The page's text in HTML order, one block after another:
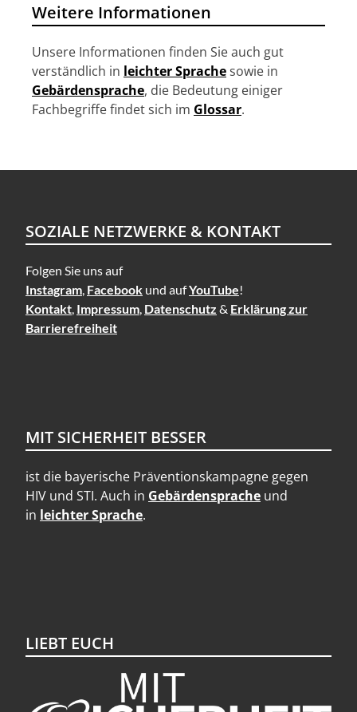
Weitere Informationen
Unsere Informationen finden Sie auch gut
verständlich in leichter Sprachesowie in
Gebärdensprache, die Bedeutung einiger
Fachbegriffe findet sich im Glossar.
SOZIALE NETZWERKE & KONTAKT
Folgen Sie uns auf
Instagram Facebook und aufYouTube!
Kontakt Impressum Datenschutz & Erklärung zur
Barrierefreiheit
MIT SICHERHEIT BESSER
ist die bayerische Präventionskampagne gegen
HIV und STI. Auch in Gebärdensprache und
in leichter Sprache.
LIEBT EUCH